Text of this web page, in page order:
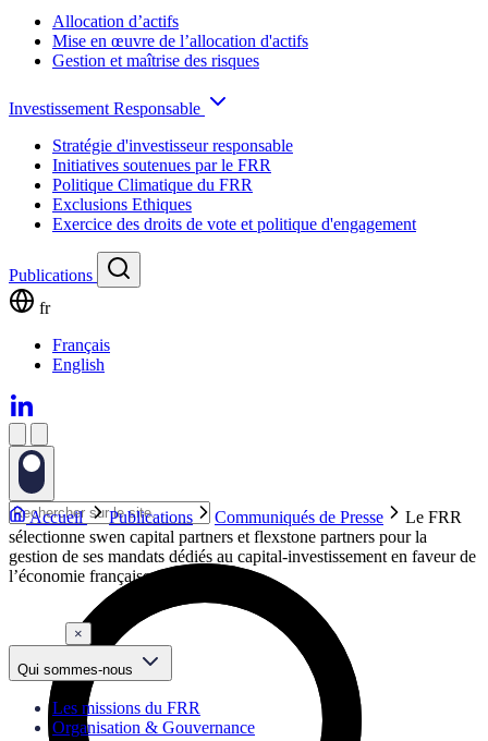
Allocation d’actifs
Mise en œuvre de l’allocation d'actifs
Gestion et maîtrise des risques
Investissement Responsable
Stratégie d'investisseur responsable
Initiatives soutenues par le FRR
Politique Climatique du FRR
Exclusions Ethiques
Exercice des droits de vote et politique d'engagement
Publications
fr
Français
English
Accueil Publications Communiqués de Presse
Le FRR
sélectionne swen capital partners et flexstone partners pour la
gestion de ses mandats dédiés au capital-investissement en faveur de
l’économie française et européenne
×
Qui sommes-nous
Les missions du FRR
Organisation & Gouvernance